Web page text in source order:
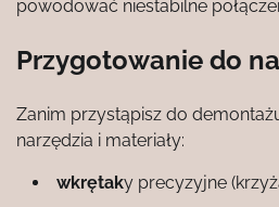
powodować niestabilne
Przygotowanie do
Zanim przystąpisz do
narzędzia i materiały:
wkrętaky precyzyjne